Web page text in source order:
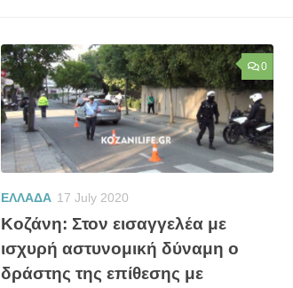
0
ΕΛΛΑΔΑ 17 July 2020
Κοζάνη: Στον εισαγγελέα με
ισχυρή αστυνομική δύναμη ο
δράστης της επίθεσης με